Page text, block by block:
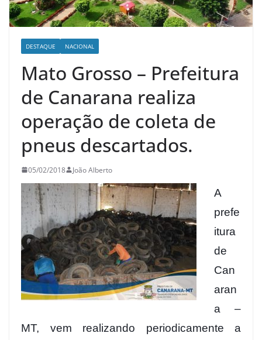
DESTAQUE NACIONAL
Mato Grosso – Prefeitura
de Canarana realiza
operação de coleta de
pneus descartados.
05/02/2018 João Alberto
A
prefe
itura
de
Can
aran
a –
MT, vem realizando periodicamente a